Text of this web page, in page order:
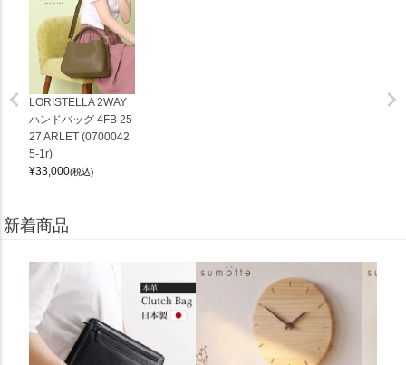
LORISTELLA 2WAY
ハンドバッグ 4FB 25
27 ARLET (0700042
5-1r)
¥33,000(税込)
新着商品